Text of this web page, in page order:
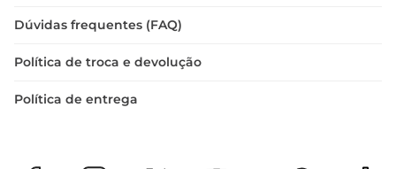
Dúvidas frequentes (FAQ)
Política de troca e devolução
Política de entrega